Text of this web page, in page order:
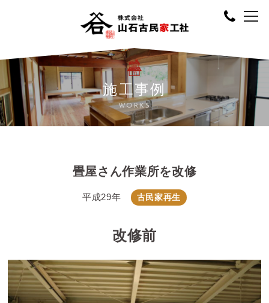
施工事例
WORKS
畳屋さん作業所を改修
平成29年 古民家再生
改修前